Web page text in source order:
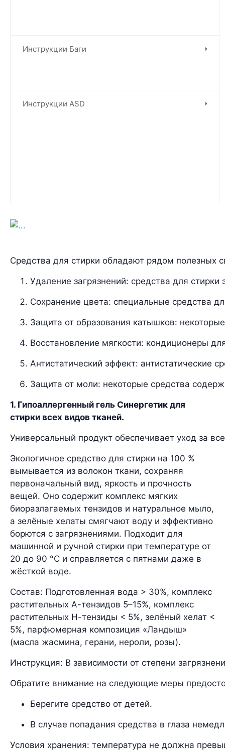
Инструкции Баги
Инструкции ASD
Средства для стирки обладают рядом полезных
Удаление загрязнений: средства для
Сохранение цвета: специальные средства
Защита от образования катышков:
Восстановление мягкости: кондиционеры
Антистатический эффект: антистатические
Защита от моли: некоторые средства
1. Гипоаллергенный гель Синергетик для
стирки всех видов тканей.
Универсальный продукт обеспечивает уход за
Экологичное средство для стирки на 100 %
вымывается из волокон ткани, сохраняя
первоначальный вид, яркость и прочность
вещей. Оно содержит комплекс мягких
биоразлагаемых тензидов и натуральное мыло,
а зелёные хелаты смягчают воду и эффективно
борются с загрязнениями. Подходит для
машинной и ручной стирки при температуре от
20 до 90 °С и справляется с пятнами даже в
жёсткой воде.
Состав: Подготовленная вода > 30%, комплекс
растительных А-тензидов 5–15%, комплекс
растительных Н-тензиды < 5%, зелёный хелат <
5%, парфюмерная композиция «Ландыш»
(масла жасмина, герани, нероли, розы).
Инструкция: В зависимости от степени
Обратите внимание на следующие меры
Берегите средство от детей.
В случае попадания средства в глаза
Условия хранения: температура не должна